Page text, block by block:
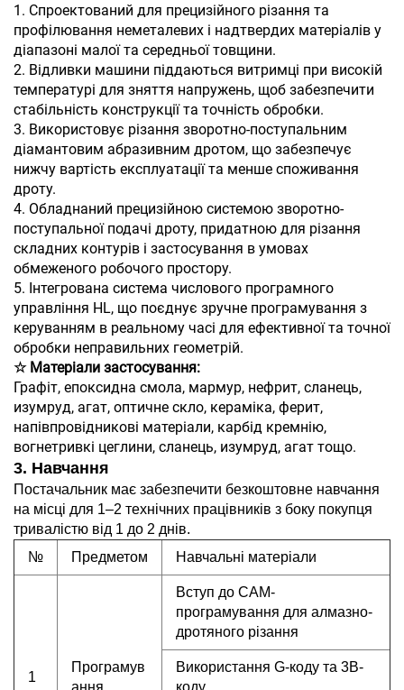
1. Спроектований для прецизійного різання та
профілювання неметалевих і надтвердих матеріалів у
діапазоні малої та середньої товщини.
2. Відливки машини піддаються витримці при високій
температурі для зняття напружень, щоб забезпечити
стабільність конструкції та точність обробки.
3. Використовує різання зворотно-поступальним
діамантовим абразивним дротом, що забезпечує
нижчу вартість експлуатації та менше споживання
дроту.
4. Обладнаний прецизійною системою зворотно-
поступальної подачі дроту, придатною для різання
складних контурів і застосування в умовах
обмеженого робочого простору.
5. Інтегрована система числового програмного
управління HL, що поєднує зручне програмування з
керуванням в реальному часі для ефективної та точної
обробки неправильних геометрій.
☆ Матеріали застосування:
Графіт, епоксидна смола, мармур, нефрит, сланець,
изумруд, агат, оптичне скло, кераміка, ферит,
напівпровідникові матеріали, карбід кремнію,
вогнетривкі цеглини, сланець, изумруд, агат тощо.
3. Навчання
Постачальник має забезпечити безкоштовне навчання
на місці для 1–2 технічних працівників з боку покупця
тривалістю від 1 до 2 днів.
№
Предметом Навчальні матеріали
1
Програмув
ання
Вступ до CAM-
програмування для алмазно-
дротяного різання
Використання G-коду та 3B-
коду